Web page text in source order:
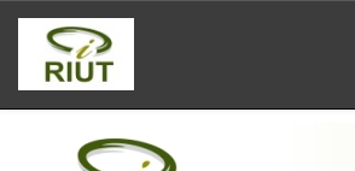
Skip
navigation